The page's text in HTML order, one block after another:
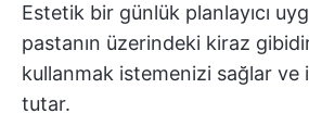
Estetik bir günlük planlayıcı
pastanın üzerindeki kiraz
kullanmak istemenizi sağlar ve
tutar.